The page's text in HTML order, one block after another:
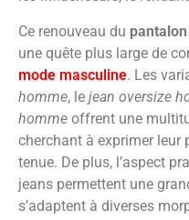
Ce renouveau du
une quête plus large de
mode masculine. Les
homme, le jean oversize
homme offrent une
cherchant à exprimer leur
tenue. De plus, l’aspect
jeans permettent une
s’adaptent à diverses